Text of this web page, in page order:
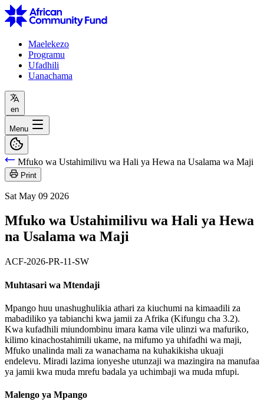
Maelekezo
Programu
Ufadhili
Uanachama
en
Menu
Mfuko wa Ustahimilivu wa Hali ya Hewa na Usalama wa Maji
Print
Sat May 09 2026
Mfuko wa Ustahimilivu wa Hali ya Hewa
na Usalama wa Maji
ACF-2026-PR-11-SW
Muhtasari wa Mtendaji
Mpango huu unashughulikia athari za kiuchumi na kimaadili za
mabadiliko ya tabianchi kwa jamii za Afrika (Kifungu cha 3.2).
Kwa kufadhili miundombinu imara kama vile ulinzi wa mafuriko,
kilimo kinachostahimili ukame, na mifumo ya uhifadhi wa maji,
Mfuko unalinda mali za wanachama na kuhakikisha ukuaji
endelevu. Miradi lazima ionyeshe utunzaji wa mazingira na manufaa
ya jamii kwa muda mrefu badala ya uchimbaji wa muda mfupi.
Malengo ya Mpango